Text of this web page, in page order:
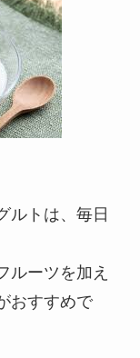
ルトは、毎日
ルーツを加え
おすすめで